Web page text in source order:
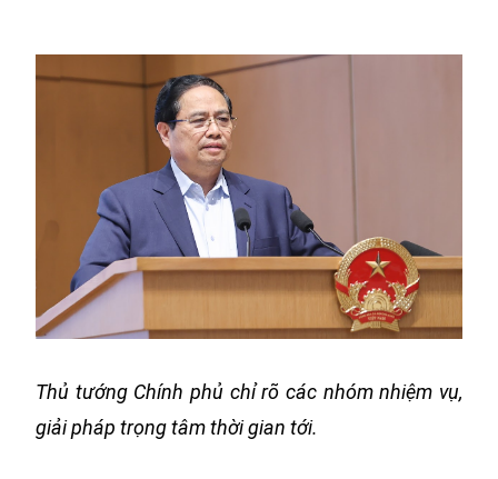
Thủ tướng Chính phủ chỉ rõ các nhóm nhiệm vụ,
giải pháp trọng tâm thời gian tới.